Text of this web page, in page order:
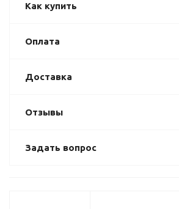
Как купить
Оплата
Доставка
Отзывы
Задать вопрос